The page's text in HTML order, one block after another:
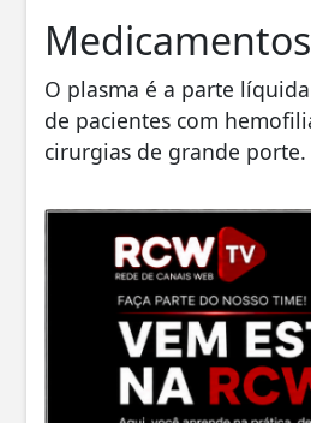
O plasma é a parte
de pacientes com
cirurgias de grande porte.